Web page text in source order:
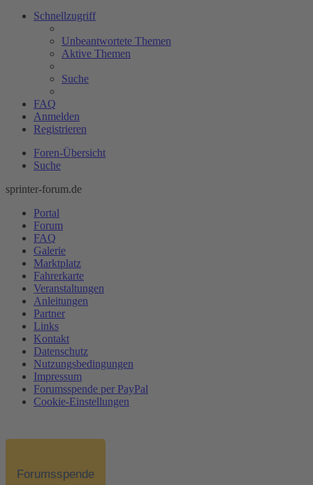
Schnellzugriff
Unbeantwortete Themen
Aktive Themen
Suche
FAQ
Anmelden
Registrieren
Foren-Übersicht
Suche
sprinter-forum.de
Portal
Forum
FAQ
Galerie
Marktplatz
Fahrerkarte
Veranstaltungen
Anleitungen
Partner
Links
Kontakt
Datenschutz
Nutzungsbedingungen
Impressum
Forumsspende per PayPal
Cookie-Einstellungen
Forumsspende